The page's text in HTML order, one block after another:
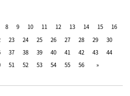
8 9 10 11 12 13 14 15
16
23 24 25 26 27 28 29
30
37 38 39 40 41 42 43
44
51 52 53 54 55 56